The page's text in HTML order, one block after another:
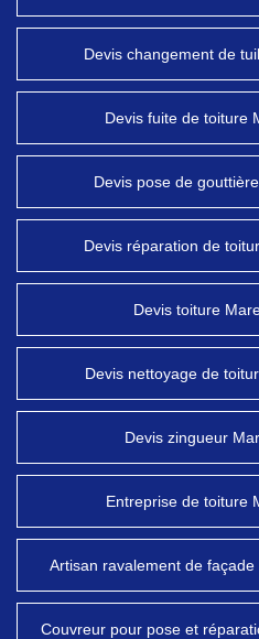
Devis changement de
Devis fuite de toiture
Devis pose de
Devis réparation de
Devis toiture
Devis nettoyage de
Devis zingueur
Entreprise de toiture
Artisan ravalement de
Couvreur pour pose et